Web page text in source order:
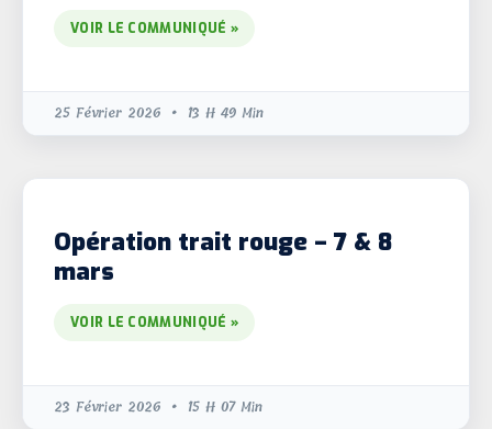
VOIR LE COMMUNIQUÉ »
25 Février 2026 13 H 49 Min
Opération trait rouge – 7 & 8
mars
VOIR LE COMMUNIQUÉ »
23 Février 2026 15 H 07 Min